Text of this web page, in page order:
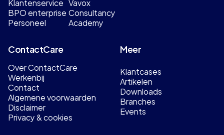
BPO enterprise
Personeel
Consultancy
Academy
Meer
Klantcases
Artikelen
Downloads
Branches
Events
ContactCare
Over ContactCare
Werkenbij
Contact
Algemene voorwaarden
Disclaimer
Privacy & cookies